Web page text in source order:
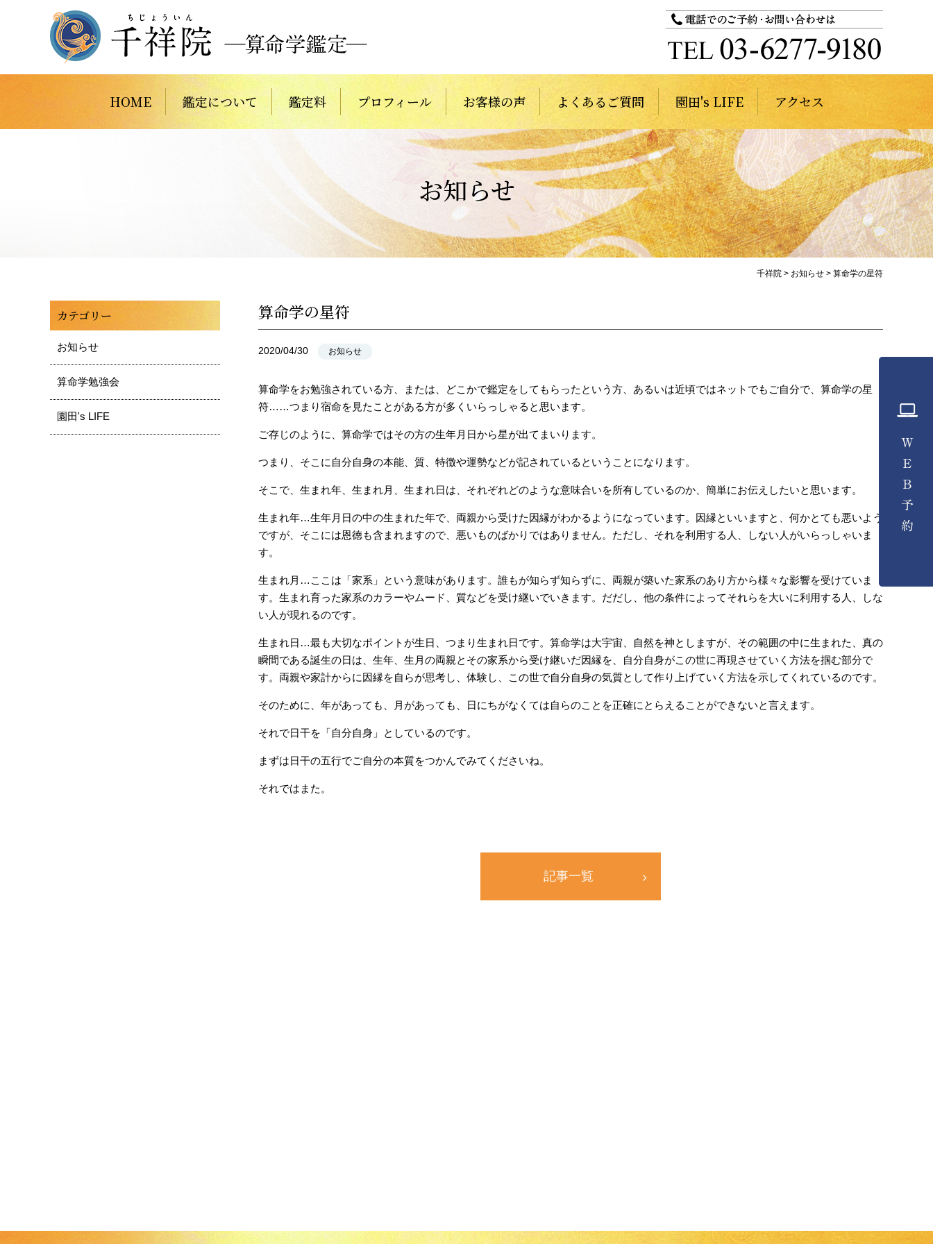
HOME 鑑定について 鑑定料 プロフィール お客様の声 よくあるご質問 園田's LIFE アクセス
お知らせ
千祥院 > お知らせ > 算命学の星符
算命学の星符
2020/04/30 お知らせ
算命学をお勉強されている方、または、どこかで鑑定をしてもらったという方、あるいは近頃ではネットでもご自分で、算命学の星
符……つまり宿命を見たことがある方が多くいらっしゃると思います。
ご存じのように、算命学ではその方の生年月日から星が出てまいります。
つまり、そこに自分自身の本能、質、特徴や運勢などが記されているということになります。
そこで、生まれ年、生まれ月、生まれ日は、それぞれどのような意味合いを所有しているのか、簡単にお伝えしたいと思います。
生まれ年…生年月日の中の生まれた年で、両親から受けた因縁がわかるようになっています。因縁といいますと、何かとても悪いよう
ですが、そこには恩徳も含まれますので、悪いものばかりではありません。ただし、それを利用する人、しない人がいらっしゃいま
す。
生まれ月…ここは「家系」という意味があります。誰もが知らず知らずに、両親が築いた家系のあり方から様々な影響を受けていま
す。生まれ育った家系のカラーやムード、質などを受け継いでいきます。だだし、他の条件によってそれらを大いに利用する人、しな
い人が現れるのです。
生まれ日…最も大切なポイントが生日、つまり生まれ日です。算命学は大宇宙、自然を神としますが、その範囲の中に生まれた、真の
瞬間である誕生の日は、生年、生月の両親とその家系から受け継いだ因縁を、自分自身がこの世に再現させていく方法を掴む部分で
す。両親や家計からに因縁を自らが思考し、体験し、この世で自分自身の気質として作り上げていく方法を示してくれているのです。
そのために、年があっても、月があっても、日にちがなくては自らのことを正確にとらえることができないと言えます。
それで日干を「自分自身」としているのです。
まずは日干の五行でご自分の本質をつかんでみてくださいね。
それではまた。
記事一覧
カテゴリー
お知らせ
算命学勉強会
園田's LIFE